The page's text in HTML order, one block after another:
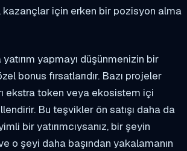
için erken bir pozisyon alma
yatırım yapmayı düşünmenizin bir
bonus fırsatlarıdır. Bazı projeler
ekstra token veya ekosistem içi
Bu teşvikler ön satışı daha da
bir yatırımcıysanız, bir şeyin
o şeyi daha başından yakalamanın